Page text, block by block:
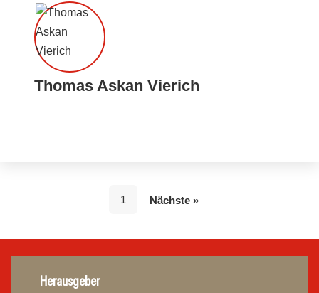
Thomas Askan Vierich
1 Nächste »
Herausgeber